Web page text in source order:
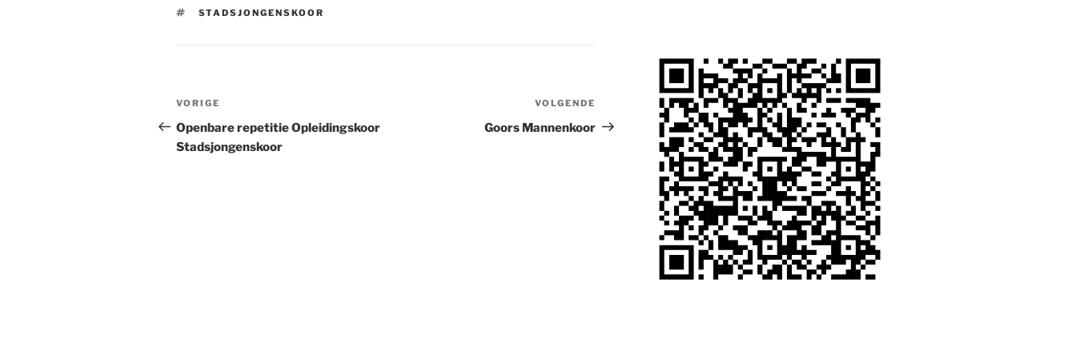
TAGS
STADSJONGENSKOOR
Bericht
navigatie
Vorig
bericht
VORIGE
Openbare repetitie Opleidingskoor
Stadsjongenskoor
bericht
VOLGENDE
Goors Mannenkoor